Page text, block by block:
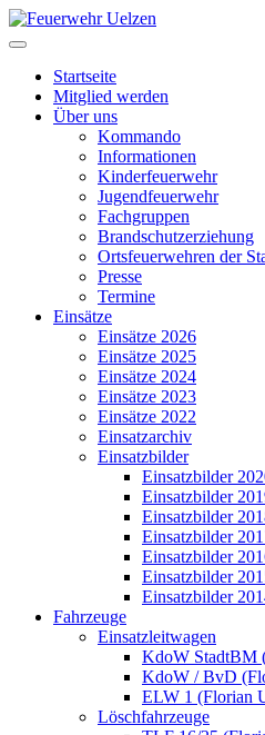
Startseite
Mitglied werden
Über uns
Kommando
Informationen
Kinderfeuerwehr
Jugendfeuerwehr
Fachgruppen
Brandschutzerziehung
Ortsfeuerwehren der
Presse
Termine
Einsätze
Einsätze 2026
Einsätze 2025
Einsätze 2024
Einsätze 2023
Einsätze 2022
Einsatzarchiv
Einsatzbilder
Einsatzbilder
Einsatzbilder
Einsatzbilder
Einsatzbilder
Einsatzbilder
Einsatzbilder
Einsatzbilder
Fahrzeuge
Einsatzleitwagen
KdoW StadtBM
KdoW / BvD
ELW 1 (Florian
Löschfahrzeuge